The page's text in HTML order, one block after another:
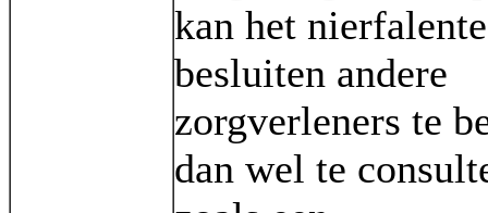
kan het
besluiten andere
zorgverleners te
dan wel te